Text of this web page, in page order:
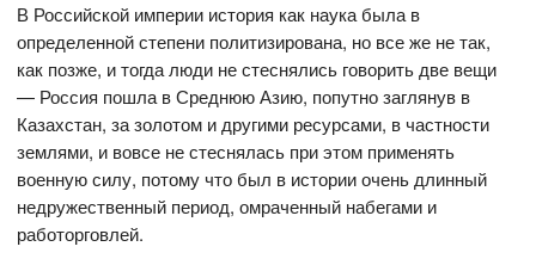
В Российской империи история как наука была в
определенной степени политизирована, но все же не так,
как позже, и тогда люди не стеснялись говорить две вещи
— Россия пошла в Среднюю Азию, попутно заглянув в
Казахстан, за золотом и другими ресурсами, в частности
землями, и вовсе не стеснялась при этом применять
военную силу, потому что был в истории очень длинный
недружественный период, омраченный набегами и
работорговлей.